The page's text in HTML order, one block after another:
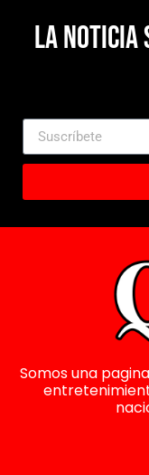
La noticia
Somos una